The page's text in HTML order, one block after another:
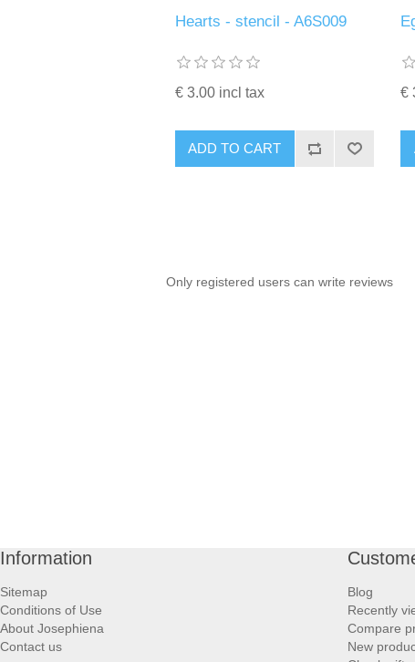
Hearts - stencil - A6S009
€ 3.00 incl tax
ADD TO CART
€
Only registered users can write reviews
Information
Sitemap
Conditions of Use
About Josephiena
Contact us
Blog
Recently
Compare
New